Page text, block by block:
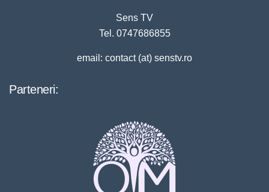
Sens TV
Tel. 0747686855
email: contact (at) senstv.ro
Parteneri: